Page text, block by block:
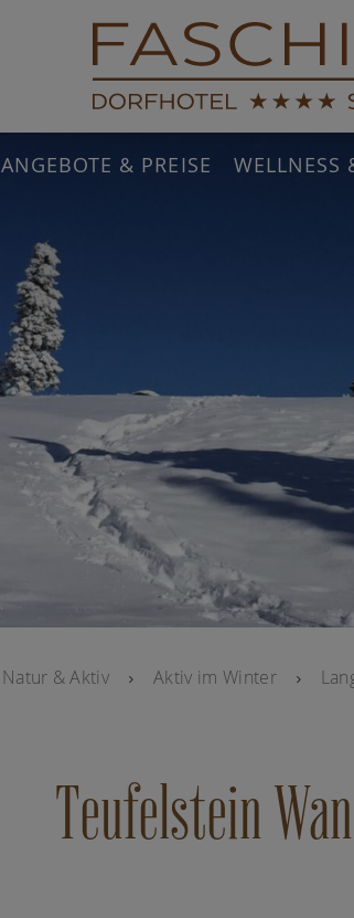
ANGEBOTE & PREISE WELLNESS
Natur & Aktiv Aktiv im Winter
Teufelstein